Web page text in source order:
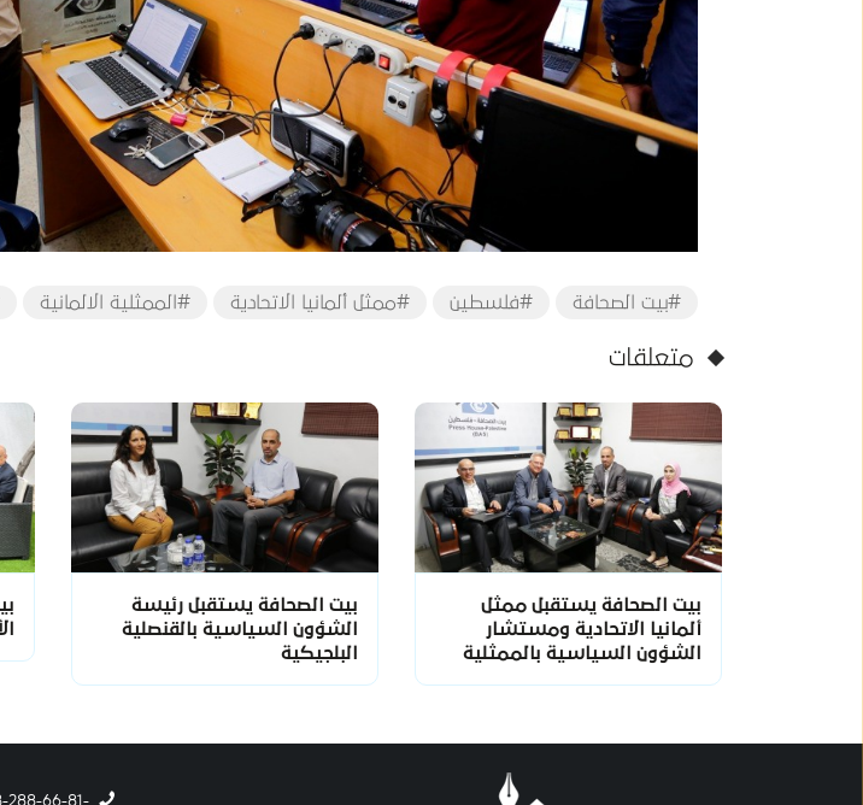
#بيت الصحافة #فلسطين #ممثل ألمانيا الاتحادية #الممثلية الالمانية
متعلقات
بيت الصحافة يستقبل ممثل
ألمانيا الاتحادية ومستشار
الشؤون السياسية بالممثلية
بيت الصحافة يستقبل رئيسة
الشؤون السياسية بالقنصلية
البلجيكية
-8-288-66-81(972)